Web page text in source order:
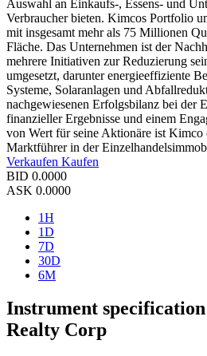
Auswahl an Einkaufs-, Essens- und
Verbraucher bieten. Kimcos Portfolio
mit insgesamt mehr als 75 Millionen
Fläche. Das Unternehmen ist der
mehrere Initiativen zur Reduzierung
umgesetzt, darunter energieeffiziente
Systeme, Solaranlagen und
nachgewiesenen Erfolgsbilanz bei der
finanzieller Ergebnisse und einem
von Wert für seine Aktionäre ist Kimco
Marktführer in der
Verkaufen Kaufen
BID 0.0000
ASK 0.0000
1H
1D
7D
30D
6M
Instrument
Realty Corp